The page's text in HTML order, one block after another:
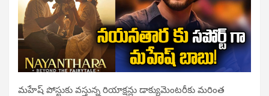
మహేష్ పోస్టుకు వస్తున్న రియాక్షన్లు డాక్యుమెంటరీకు మరింత